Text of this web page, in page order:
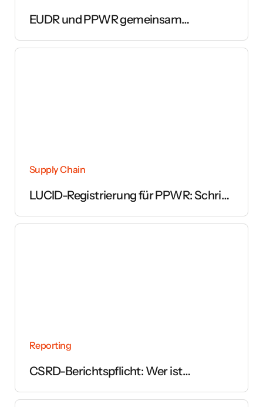
EUDR und PPWR gemeinsam
Supply Chain
LUCID-Registrierung für PPWR: Schritt
Reporting
CSRD-Berichtspflicht: Wer ist